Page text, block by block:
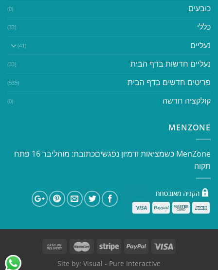
כובעים (0)
כללי (33)
נעליים (41)
נעליים חדשות בדף הבית (33)
פריטים חדשים בדף הבית (535)
קולקציה חדשה (0)
MENZONE
​​MenZone כשמציאות ודמיון נפגשים​ כתובת: מוהליבר 16 פתח
תקוה
Site by: Visual - Pure Interactive